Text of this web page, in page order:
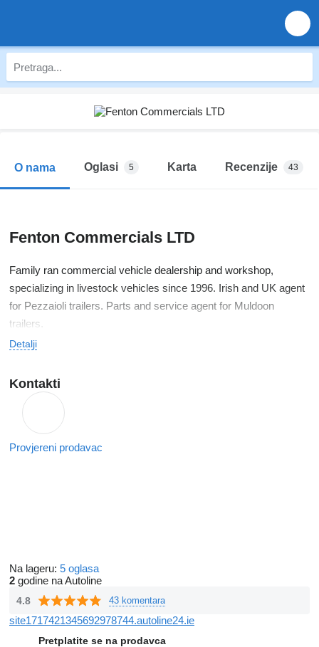
O nama Oglasi 5 Karta Recenzije 43
Fenton Commercials LTD
Family ran commercial vehicle dealership and workshop,
specializing in livestock vehicles since 1996. Irish and UK agent
for Pezzaioli trailers. Parts and service agent for Muldoon
trailers.
Detalji
Kontakti
Provjereni prodavac
Na lageru: 5 oglasa
2 godine na Autoline
4.8 43 komentara
site1717421345692978744.autoline24.ie
Pretplatite se na prodavca